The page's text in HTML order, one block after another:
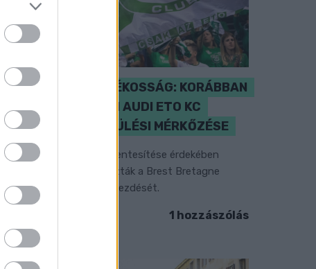
ENERGIATAKARÉKOSSÁG: KORÁBBAN
KEZDŐDIK A GYŐRI AUDI ETO KC
PÉNTEKI FELKÉSZÜLÉSI MÉRKŐZÉSE
Az energiaellátás tehermentesítése érdekében
másfél órával előrébb hozták a Brest Bretagne
Handball elleni találkozó kezdését.
1 hozzászólás